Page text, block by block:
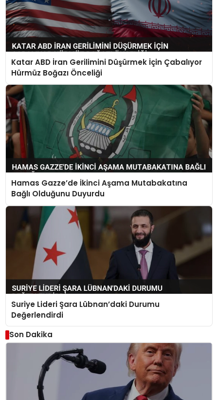
Katar ABD İran Gerilimini Düşürmek İçin Çabalıyor
Hürmüz Boğazı Önceliği
Hamas Gazze’de İkinci Aşama Mutabakatına
Bağlı Olduğunu Duyurdu
Suriye Lideri Şara Lübnan’daki Durumu
Değerlendirdi
Son Dakika